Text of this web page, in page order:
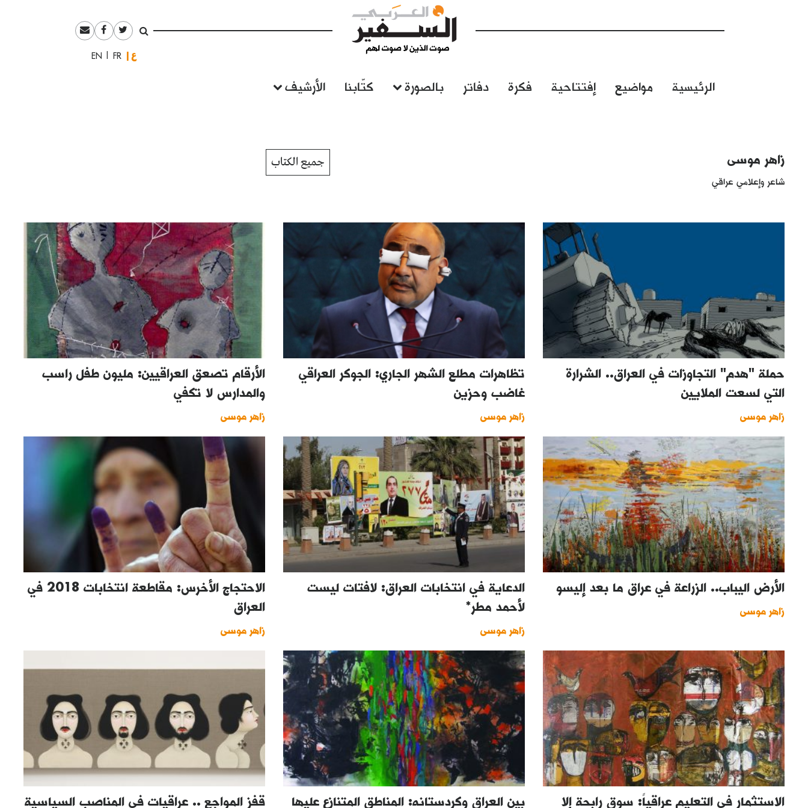
العربيةFrançais
English
الرئيسية مواضيع إفتتاحية فكرة دفاتر بالصورة كتّابنا الأرشيف
زاهر موسى
شاعر وإعلامي عراقي
جميع الكتاب
حملة "هدم" التجاوزات في العراق.. الشرارة
التي لسعت الملايين
زاهر موسى
تظاهرات مطلع الشهر الجاري: الجوكر العراقي
غاضب وحزين
زاهر موسى
الأرقام تصعق العراقيين: مليون طفل راسب
والمدارس لا تكفي
زاهر موسى
الأرض اليباب.. الزراعة في عراق ما بعد إليسو
زاهر موسى
الدعاية في انتخابات العراق: لافتات ليست
لأحمد مطر*
زاهر موسى
الاحتجاج الأخرس: مقاطعة انتخابات 2018 في
العراق
زاهر موسى
الاستثمار في التعليم عراقياً: سوق رابحة إلا بين العراق وكردستانه: المناطق المتنازع عليها قفز المواجع .. عراقيات في المناصب السياسية